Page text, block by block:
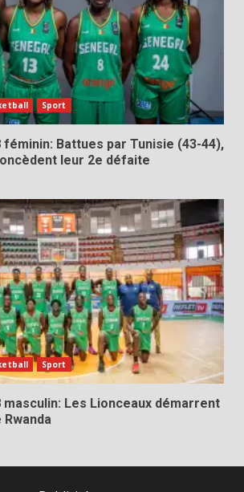
Sport
Battues par Tunisie (43-44),
leur 2e défaite
Sport
Les Lionceaux démarrent